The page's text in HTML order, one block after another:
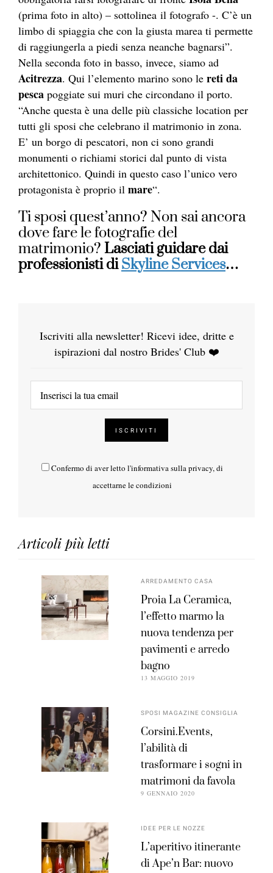
(prima foto in alto) – sottolinea il fotografo -. C’è un
limbo di spiaggia che con la giusta marea ti permette
di raggiungerla a piedi senza neanche bagnarsi”.
Nella seconda foto in basso, invece, siamo ad
Acitrezza. Qui l’elemento marino sono le reti da
pesca poggiate sui muri che circondano il porto.
“Anche questa è una delle più classiche location per
tutti gli sposi che celebrano il matrimonio in zona.
E’ un borgo di pescatori, non ci sono grandi
monumenti o richiami storici dal punto di vista
architettonico. Quindi in questo caso l’unico vero
protagonista è proprio il mare“.
Ti sposi quest’anno? Non sai ancora
dove fare le fotografie del
matrimonio? Lasciati guidare dai
professionisti diSkyline Services…
Iscriviti alla newsletter! Ricevi idee, dritte e
ispirazioni dal nostro Brides' Club ❤️
Confermo di aver letto l'informativa sulla privacy, di
accettarne le condizioni
Articoli più letti
ARREDAMENTO CASA
Proia La Ceramica,
l’effetto marmo la
nuova tendenza per
pavimenti e arredo
bagno
13 MAGGIO 2019
SPOSI MAGAZINE CONSIGLIA
Corsini.Events,
l’abilità di
trasformare i sogni in
matrimoni da favola
9 GENNAIO 2020
IDEE PER LE NOZZE
L’aperitivo itinerante
di Ape’n Bar: nuovo